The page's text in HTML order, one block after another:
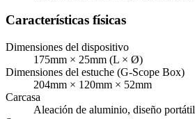
Características físicas
Dimensiones del dispositivo
175mm × 25mm (L × Ø)
Dimensiones del estuche (G-Scope Box)
204mm × 120mm × 52mm
Carcasa
Aleación de aluminio, diseño portátil